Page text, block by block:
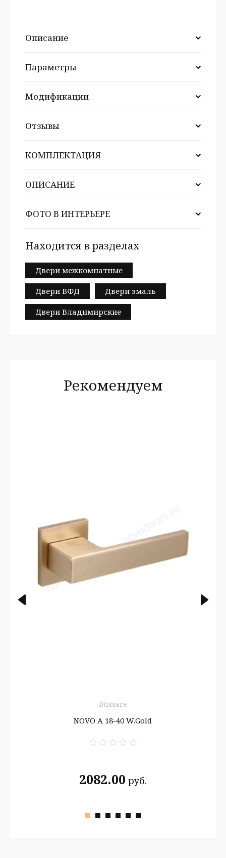
Описание
Параметры
Модификации
Отзывы
КОМПЛЕКТАЦИЯ
ОПИСАНИЕ
ФОТО В ИНТЕРЬЕРЕ
Находится в разделах
Двери межкомнатные
Двери ВФД Двери эмаль
Двери Владимирские
Рекомендуем
Bussare
NOVO A 18-40 W.Gold
2082.00 руб.